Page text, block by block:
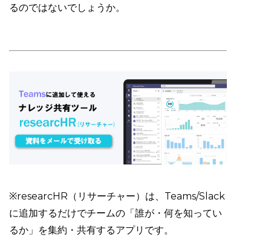
るのではないでしょうか。
※researcHR（リサーチャー）は、Teams/Slack
に追加するだけでチームの「誰が・何を知ってい
るか」を集約・共有するアプリです。